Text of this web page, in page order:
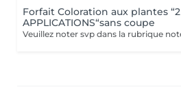
Forfait Coloration aux plantes “2
APPLICATIONS“sans coupe